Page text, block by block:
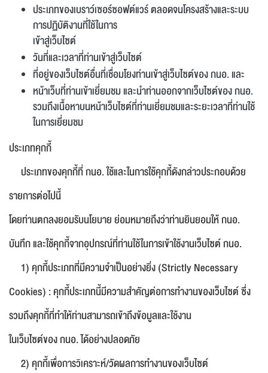
ประเภทของเบราว์เซอร์ซอฟต์แวร์ ตลอดจนโครงสร้างและระบบ
การปฏิบัติงานที่ใช้ในการ
เข้าสู่เว็บไซต์
วันที่และเวลาที่ท่านเข้าสู่เว็บไซต์
ที่อยู่ของเว็บไซต์อื่นที่เชื่อมโยงท่านเข้าสู่เว็บไซต์ของ กนอ. และ
หน้าเว็บที่ท่านเข้าเยี่ยมชม และนำท่านออกจากเว็บไซต์ของ กนอ.
รวมถึงเนื้อหาบนหน้าเว็บไซต์ที่ท่านเยี่ยมชมและระยะเวลาที่ท่านใช้
ในการเยี่ยมชม
ประเภทคุกกี้
ประเภทของคุกกี้ที่ กนอ. ใช้และในการใช้คุกกี้ดังกล่าวประกอบด้วย
รายการต่อไปนี้
โดยท่านตกลงยอมรับนโยบาย ย่อมหมายถึงว่าท่านยินยอมให้ กนอ.
บันทึก และใช้คุกกี้จากอุปกรณ์ที่ท่านใช้ในการเข้าใช้งานเว็บไซต์ กนอ.
1) คุกกี้ประเภทที่มีความจำเป็นอย่างยิ่ง (Strictly Necessary
Cookies) : คุกกี้ประเภทนี้มีความสำคัญต่อการทำงานของเว็บไซต์ ซึ่ง
รวมถึงคุกกี้ที่ทำให้ท่านสามารถเข้าถึงข้อมูลและใช้งาน
ในเว็บไซต์ของ กนอ. ได้อย่างปลอดภัย
2) คุกกี้เพื่อการวิเคราะห์/วัดผลการทำงานของเว็บไซต์
ข้อความ*
ล้างข้อมูล